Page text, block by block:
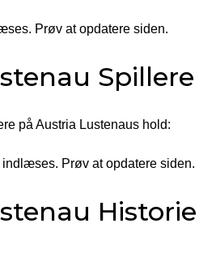
Prøv at opdatere siden.
Spillere
på Austria Lustenaus hold:
Prøv at opdatere siden.
Historie